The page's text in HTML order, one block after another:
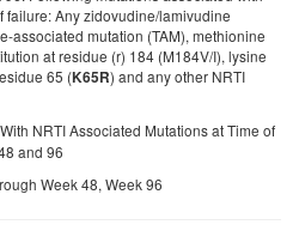
failure: Any zidovudine/lamivudine
associated mutation (TAM), methionine
at residue (r) 184 (M184V/I), lysine
65 (K65R) and any other NRTI
NRTI Associated Mutations at Time of
and 96
Week 48, Week 96